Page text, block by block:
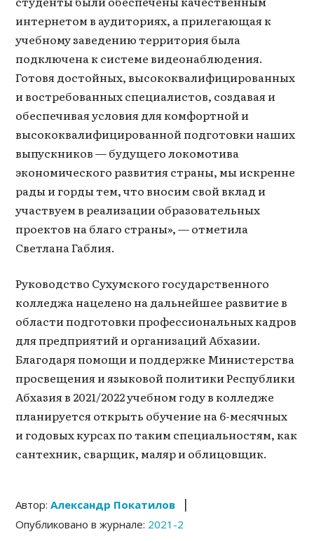
интернетом в аудиториях, а прилегающая к
учебному заведению территория была
подключена к системе видеонаблюдения.
Готовя достойных, высококвалифицированных
и востребованных специалистов, создавая и
обеспечивая условия для комфортной и
высококвалифицированной подготовки наших
выпускников — будущего локомотива
экономического развития страны, мы искренне
рады и горды тем, что вносим свой вклад и
участвуем в реализации образовательных
проектов на благо страны», — отметила
Светлана Габлия.
Руководство Сухумского государственного
колледжа нацелено на дальнейшее развитие в
области подготовки профессиональных кадров
для предприятий и организаций Абхазии.
Благодаря помощи и поддержке Министерства
просвещения и языковой политики Республики
Абхазия в 2021/2022 учебном году в колледже
планируется открыть обучение на 6-месячных
и годовых курсах по таким специальностям, как
сантехник, сварщик, маляр и облицовщик.
Автор:Александр Покатилов |
Опубликовано в журнале: 2021-2